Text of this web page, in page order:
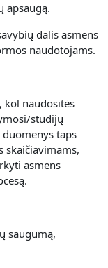
apsaugą.
dalis asmens
naudotojams.
kol naudositės
studijų
taps
skaičiavimams,
asmens
saugumą,